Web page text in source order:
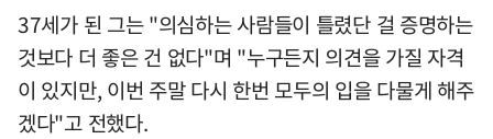
37세가 된 그는 "의심하는 사람들이 틀렸단 걸 증명하는
것보다 더 좋은 건 없다"며 "누구든지 의견을 가질 자격
이 있지만, 이번 주말 다시 한번 모두의 입을 다물게 해주
겠다"고 전했다.